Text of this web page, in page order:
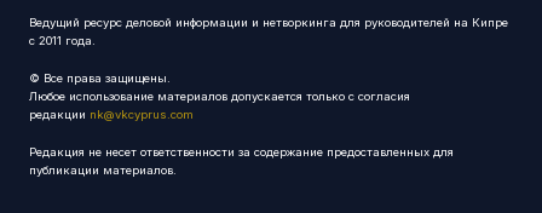
Ведущий ресурс деловой информации и нетворкинга для руководителей на Кипре
с 2011 года.
© Все права защищены.
Любое использование материалов допускается только с согласия
редакции nk@vkcyprus.com
Редакция не несет ответственности за содержание предоставленных для
публикации материалов.